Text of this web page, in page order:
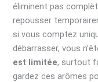
éliminent pas
repousser
si vous comptez
débarrasser, vous
est limitée, surtout
gardez ces arômes